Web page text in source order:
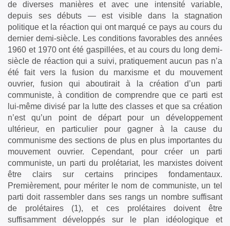
de diverses manières et avec une intensité variable,
depuis ses débuts — est visible dans la stagnation
politique et la réaction qui ont marqué ce pays au cours du
dernier demi-siècle. Les conditions favorables des années
1960 et 1970 ont été gaspillées, et au cours du long demi-
siècle de réaction qui a suivi, pratiquement aucun pas n’a
été fait vers la fusion du marxisme et du mouvement
ouvrier, fusion qui aboutirait à la création d’un parti
communiste, à condition de comprendre que ce parti est
lui-même divisé par la lutte des classes et que sa création
n’est qu’un point de départ pour un développement
ultérieur, en particulier pour gagner à la cause du
communisme des sections de plus en plus importantes du
mouvement ouvrier. Cependant, pour créer un parti
communiste, un parti du prolétariat, les marxistes doivent
être clairs sur certains principes fondamentaux.
Premièrement, pour mériter le nom de communiste, un tel
parti doit rassembler dans ses rangs un nombre suffisant
de prolétaires (1), et ces prolétaires doivent être
suffisamment développés sur le plan idéologique et